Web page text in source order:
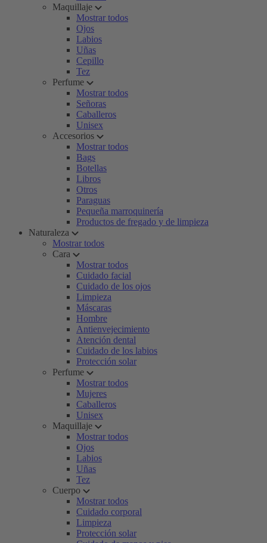
Maquillaje
Mostrar todos
Ojos
Labios
Uñas
Cepillo
Tez
Perfume
Mostrar todos
Señoras
Caballeros
Unisex
Accesorios
Mostrar todos
Bags
Botellas
Libros
Otros
Paraguas
Pequeña marroquinería
Productos de fregado y de limpieza
Naturaleza
Mostrar todos
Cara
Mostrar todos
Cuidado facial
Cuidado de los ojos
Limpieza
Máscaras
Hombre
Antienvejecimiento
Atención dental
Cuidado de los labios
Protección solar
Perfume
Mostrar todos
Mujeres
Caballeros
Unisex
Maquillaje
Mostrar todos
Ojos
Labios
Uñas
Tez
Cuerpo
Mostrar todos
Cuidado corporal
Limpieza
Protección solar